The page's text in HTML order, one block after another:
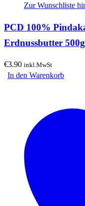
Zur Wunschliste
PCD 100%
Erdnussbutter 500g
€3.90 inkl.MwSt
In den Warenkorb